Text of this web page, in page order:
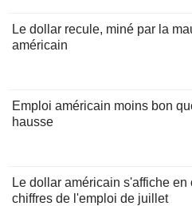
Le dollar recule, miné par la
américain
Emploi américain moins bon
hausse
Le dollar américain s'affiche
chiffres de l'emploi de juillet